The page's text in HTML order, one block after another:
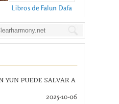
Libros de Falun Dafa
YUN PUEDE SALVAR A
2025-10-06